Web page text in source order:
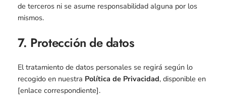
de terceros ni se asume responsabilidad alguna por los
mismos.
7. Protección de datos
El tratamiento de datos personales se regirá según lo
recogido en nuestra Política de Privacidad, disponible en
[enlace correspondiente].